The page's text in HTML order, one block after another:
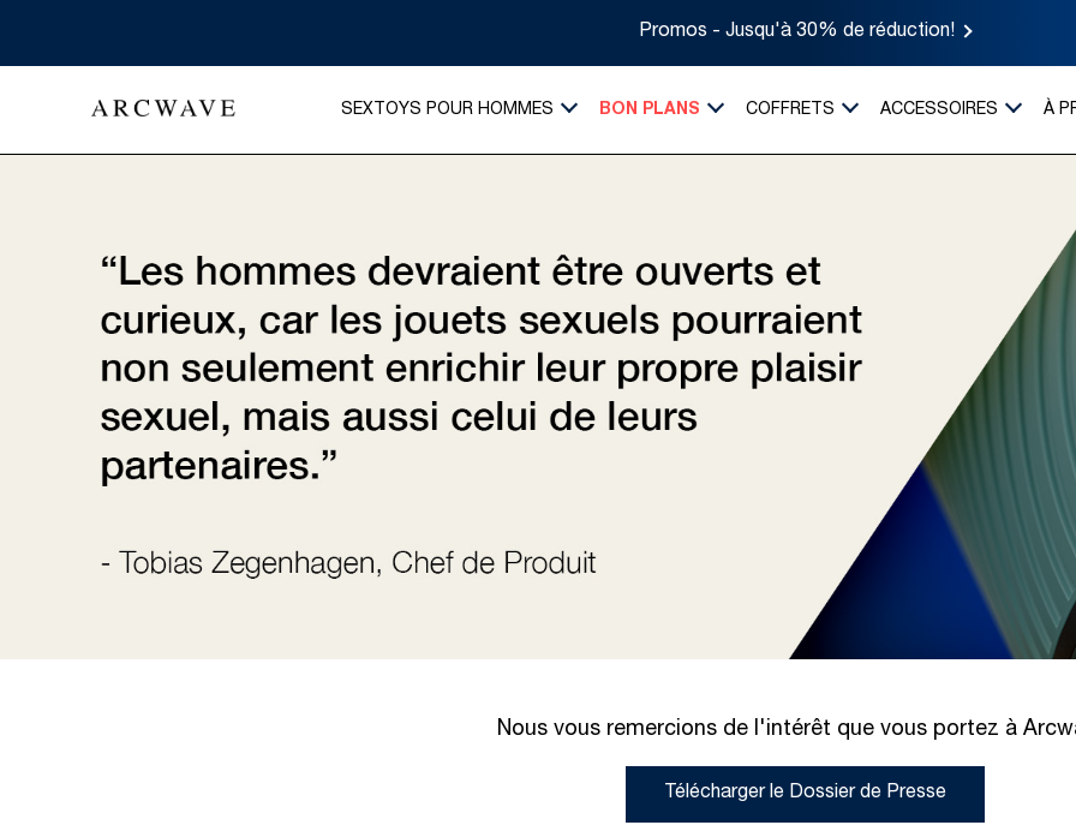
Promos - Jusqu'à 30% de réduction!
SEXTOYS POUR HOMMES BON PLANS COFFRETS ACCESSOIRES À
Nous vous remercions de l'intérêt que vous portez à
Télécharger le Dossier de Presse